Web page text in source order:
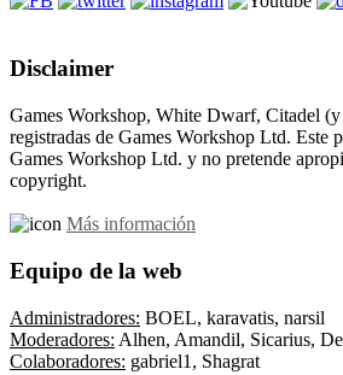
Disclaimer
Games Workshop, White Dwarf, Citadel (y
registradas de Games Workshop Ltd. Este
Games Workshop Ltd. y no pretende
copyright.
Más información
Equipo de la web
Administradores: BOEL, karavatis, narsil
Moderadores: Alhen, Amandil, Sicarius,
Colaboradores: gabriel1, Shagrat